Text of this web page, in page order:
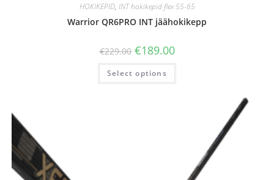
HOKIKEPID, INT hokikepid flex 55-65
Warrior QR6PRO INT jäähokikepp
€229.00 €189.00
Select options